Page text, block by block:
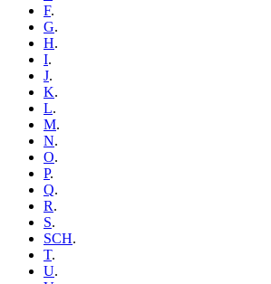
F.
G.
H.
I.
J.
K.
L.
M.
N.
O.
P.
Q.
R.
S.
SCH.
T.
U.